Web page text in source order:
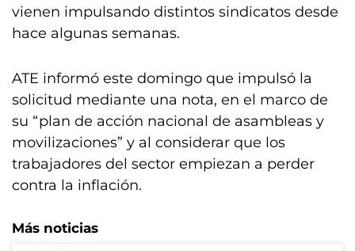
vienen impulsando distintos sindicatos desde
hace algunas semanas.
ATE informó este domingo que impulsó la
solicitud mediante una nota, en el marco de
su “plan de acción nacional de asambleas y
movilizaciones” y al considerar que los
trabajadores del sector empiezan a perder
contra la inflación.
Más noticias